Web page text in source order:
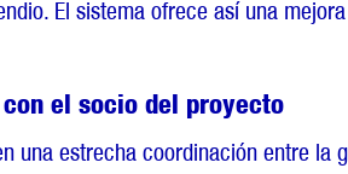
El sistema ofrece así una
el socio del proyecto
una estrecha coordinación entre la